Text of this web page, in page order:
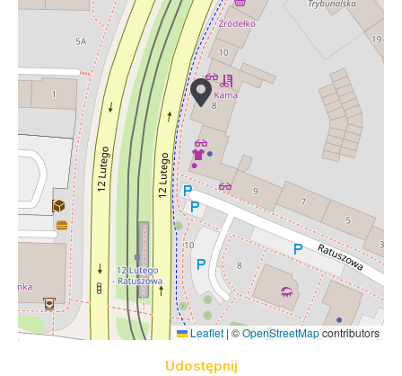
Leaflet | ©OpenStreetMapcontributors
Udostępnij